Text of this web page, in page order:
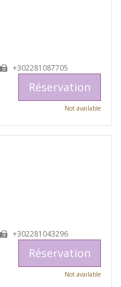
+302281087705
Réservation
Not available
+302281043296
Réservation
Not available